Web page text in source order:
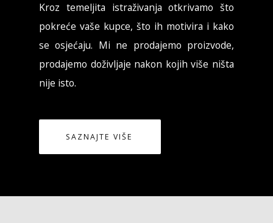
Kroz temeljita istraživanja otkrivamo što
pokreće vaše kupce, što ih motivira i kako
se osjećaju. Mi ne prodajemo proizvode,
prodajemo doživljaje nakon kojih više ništa
nije isto.
SAZNAJTE VIŠE